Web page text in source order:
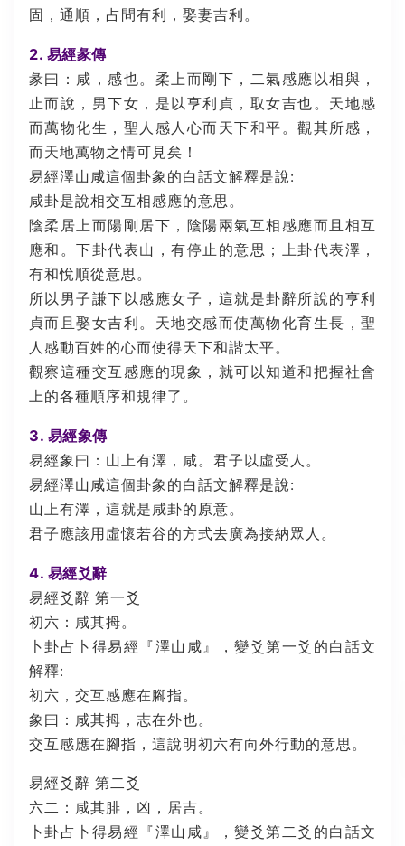
固，通順，占問有利，娶妻吉利。
2. 易經彖傳
彖曰：咸，感也。柔上而剛下，二氣感應以相與，
止而說，男下女，是以亨利貞，取女吉也。天地感
而萬物化生，聖人感人心而天下和平。觀其所感，
而天地萬物之情可見矣！
易經澤山咸這個卦象的白話文解釋是說:
咸卦是說相交互相感應的意思。
陰柔居上而陽剛居下，陰陽兩氣互相感應而且相互
應和。下卦代表山，有停止的意思；上卦代表澤，
有和悅順從意思。
所以男子謙下以感應女子，這就是卦辭所說的亨利
貞而且娶女吉利。天地交感而使萬物化育生長，聖
人感動百姓的心而使得天下和諧太平。
觀察這種交互感應的現象，就可以知道和把握社會
上的各種順序和規律了。
3. 易經象傳
易經象曰：山上有澤，咸。君子以虛受人。
易經澤山咸這個卦象的白話文解釋是說:
山上有澤，這就是咸卦的原意。
君子應該用虛懷若谷的方式去廣為接納眾人。
4. 易經爻辭
易經爻辭 第一爻
初六：咸其拇。
卜卦占卜得易經『澤山咸』，變爻第一爻的白話文
解釋:
初六，交互感應在腳指。
象曰：咸其拇，志在外也。
交互感應在腳指，這說明初六有向外行動的意思。
易經爻辭 第二爻
六二：咸其腓，凶，居吉。
卜卦占卜得易經『澤山咸』，變爻第二爻的白話文